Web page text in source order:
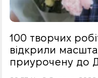
100 творчих
відкрили
приурочену до